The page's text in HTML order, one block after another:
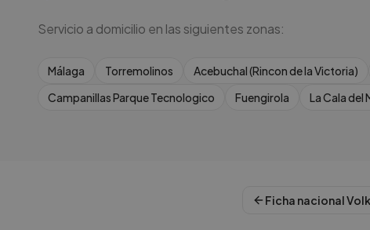
Servicio a domicilio en las siguientes zonas:
Málaga Torremolinos Acebuchal (Rincon de la Victoria)
Campanillas Parque Tecnologico
Fuengirola La Cala del
Ficha nacional